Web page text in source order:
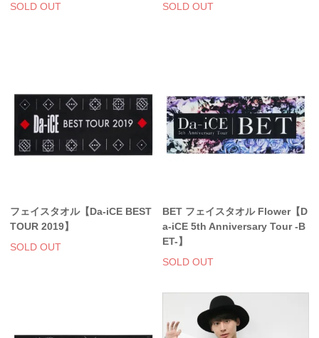
SOLD OUT
SOLD OUT
フェイスタオル【Da-iCE BEST
TOUR 2019】
SOLD OUT
BET フェイスタオル Flower【D
a-iCE 5th Anniversary Tour -B
ET-】
SOLD OUT